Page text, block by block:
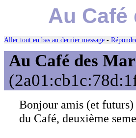
Au Café
Aller tout en bas au dernier message -
Au Café des
Bonjour amis (et futurs)
du Café, deuxième